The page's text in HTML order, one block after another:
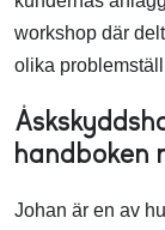
workshop där
olika
handboken
Johan är en av